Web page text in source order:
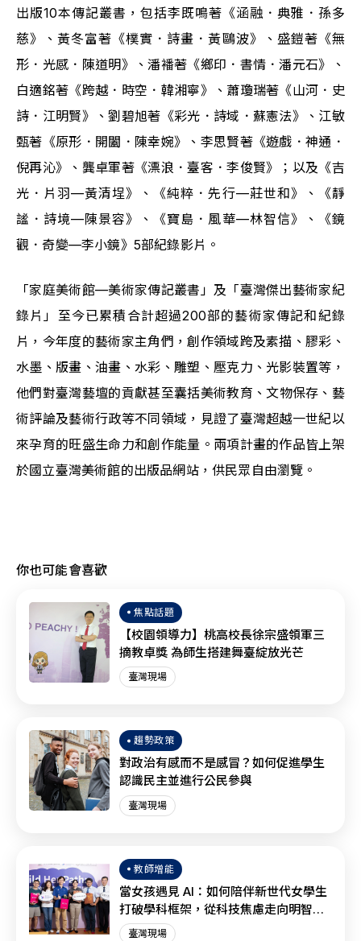
出版10本傳記叢書，包括李既鳴著《涵融．典雅．孫多
慈》、黃冬富著《樸實．詩畫．黃鷗波》、盛鎧著《無
形．光感．陳道明》、潘襎著《鄉印．書情．潘元石》、
白適銘著《跨越．時空．韓湘寧》、蕭瓊瑞著《山河．史
詩．江明賢》、劉碧旭著《彩光．詩域．蘇憲法》、江敏
甄著《原形．開闔．陳幸婉》、李思賢著《遊戲．神通．
倪再沁》、龔卓軍著《漂浪．臺客．李俊賢》；以及《吉
光．片羽—黃清埕》、《純粹．先行—莊世和》、《靜
謐．詩境—陳景容》、《寶島．風華—林智信》、《鏡
觀．奇變—李小鏡》5部紀錄影片。
「家庭美術館—美術家傳記叢書」及「臺灣傑出藝術家紀
錄片」至今已累積合計超過200部的藝術家傳記和紀錄
片，今年度的藝術家主角們，創作領域跨及素描、膠彩、
水墨、版畫、油畫、水彩、雕塑、壓克力、光影裝置等，
他們對臺灣藝壇的貢獻甚至囊括美術教育、文物保存、藝
術評論及藝術行政等不同領域，見證了臺灣超越一世紀以
來孕育的旺盛生命力和創作能量。兩項計畫的作品皆上架
於國立臺灣美術館的出版品網站，供民眾自由瀏覽。
你也可能會喜歡
焦點話題
【校園領導力】桃高校長徐宗盛領軍三
摘教卓獎 為師生搭建舞臺綻放光芒
臺灣現場
趨勢政策
對政治有感而不是感冒？如何促進學生
認識民主並進行公民參與
臺灣現場
教師增能
當女孩遇見 AI：如何陪伴新世代女學生
打破學科框架，從科技焦慮走向明智協
作？
臺灣現場